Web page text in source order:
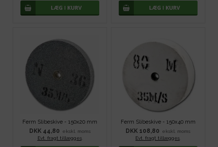
Ferm Slibeskive - 150x20 mm
DKK 44,80
ekskl. moms
Evt. fragt tillægges.
Ferm Slibeskive - 150x40 mm
DKK 108,80
ekskl. moms
Evt. fragt tillægges